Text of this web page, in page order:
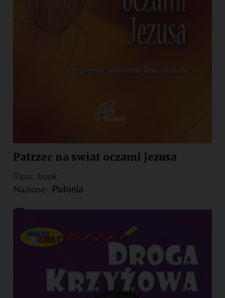
Patrzec na swiat oczami Jezusa
Tipo: book
Nazione: Polonia